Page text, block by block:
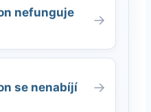
nefunguje
→
se nenabíjí →